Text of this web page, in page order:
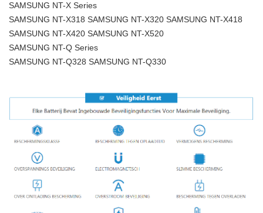
SAMSUNG NT-X Series
SAMSUNG NT-X318 SAMSUNG NT-X320 SAMSUNG NT-X418
SAMSUNG NT-X420 SAMSUNG NT-X520
SAMSUNG NT-Q Series
SAMSUNG NT-Q328 SAMSUNG NT-Q330